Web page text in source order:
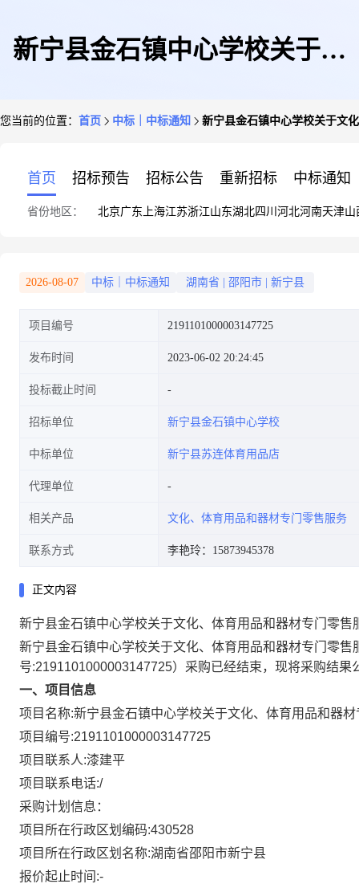
新宁县金石镇中心学校关于文
您当前的位置： 首页 中标｜中标通知 新宁县金石镇中心学校关于文
首页 招标预告 招标公告 重新招标 中标通知
省份地区： 北京广东 上海江苏浙江山东湖北四川 河北河南天津山
2026-08-07 中标｜中标通知 湖南省 邵阳市 新宁县
项目编号 2191101000003147725
发布时间 2023-06-02 20:24:45
投标截止时间
招标单位 新宁县金石镇中心学校
中标单位 新宁县苏连体育用品店
代理单位
相关产品 文化、体育用品和器材专门零售服务
联系方式 李艳玲：15873945378
正文内容
新宁县金石镇中心学校关于文化、体育用品和器材专门零
新宁县金石镇中心学校关于文化、体育用品和器材专门零售
号:2191101000003147725）采购已经结束，现将采购结果
一、项目信息
项目名称:新宁县金石镇中心学校关于文化、体育用品和器
项目编号:2191101000003147725
项目联系人:漆建平
项目联系电话:/
采购计划信息：
项目所在行政区划编码:430528
项目所在行政区划名称:湖南省邵阳市新宁县
报价起止时间:-